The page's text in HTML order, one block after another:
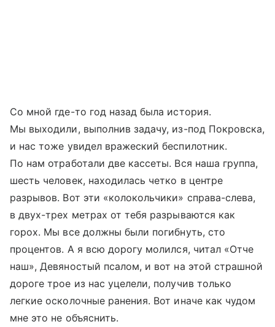
Со мной где-то год назад была история.
Мы выходили, выполнив задачу, из-под Покровска,
и нас тоже увидел вражеский беспилотник.
По нам отработали две кассеты. Вся наша группа,
шесть человек, находилась четко в центре
разрывов. Вот эти «колокольчики» справа-слева,
в двух-трех метрах от тебя разрываются как
горох. Мы все должны были погибнуть, сто
процентов. А я всю дорогу молился, читал «Отче
наш», Девяностый псалом, и вот на этой страшной
дороге трое из нас уцелели, получив только
легкие осколочные ранения. Вот иначе как чудом
мне это не объяснить.